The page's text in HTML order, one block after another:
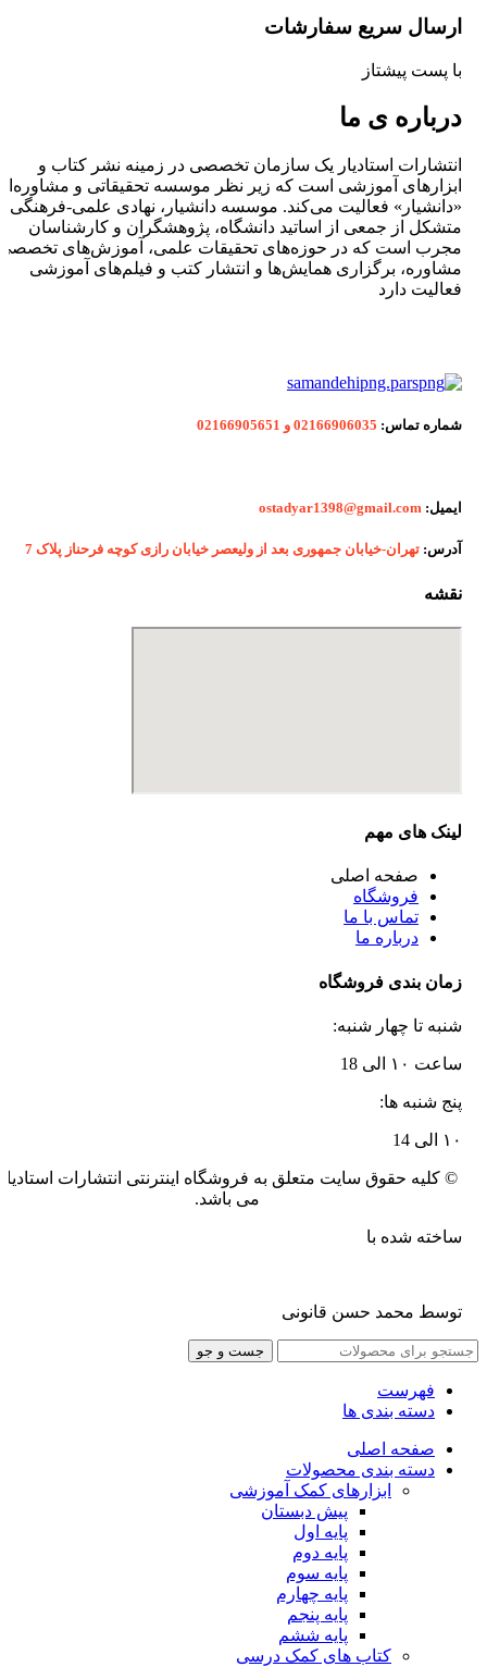
ارسال سریع سفارشات
با پست پیشتاز
درباره ی ما
انتشارات استادیار یک سازمان تخصصی در زمینه نشر کتاب و
ابزارهای آموزشی است که زیر نظر موسسه تحقیقاتی و
«دانشیار» فعالیت می‌کند. موسسه دانشیار، نهادی علمی-فرهنگی
متشکل از جمعی از اساتید دانشگاه، پژوهشگران و کارشناسان
مجرب است که در حوزه‌های تحقیقات علمی، آموزش‌های
مشاوره، برگزاری همایش‌ها و انتشار کتب و فیلم‌های آموزشی
فعالیت دارد
شماره تماس: 02166906035 و 02166905651
ایمیل: ostadyar1398@gmail.com
آدرس: تهران-خیابان جمهوری بعد از ولیعصر خیابان رازی کوچه فرحناز پلاک 7
نقشه
لینک های مهم
صفحه اصلی
فروشگاه
تماس با ما
درباره ما
زمان بندی فروشگاه
شنبه تا چهار شنبه:
ساعت ۱۰ الی 18
پنج شنبه ها:
۱۰ الی 14
© کلیه حقوق سایت متعلق به فروشگاه اینترنتی انتشارات
می باشد.
ساخته شده با
توسط محمد حسن قانونی
جست و جو
فهرست
دسته بندی ها
صفحه اصلی
دسته بندی محصولات
ابزارهای کمک آموزشی
پیش دبستان
پایه اول
پایه دوم
پایه سوم
پایه چهارم
پايه پنجم
پایه ششم
کتاب های کمک درسی